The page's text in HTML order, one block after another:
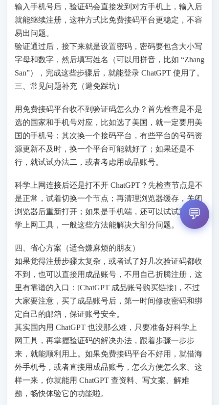
输入手机号后，验证码会直接发到对方手机上，输入后
就能继续注册，这种方式比免费接码平台更稳定，不容
易出问题。
验证通过后，接下来就是设置密码，密码要包含大小写
字母和数字，然后填写姓名（可以用拼音，比如 “Zhang
San”），完成这些步骤后，就能登录 ChatGPT 使用了。
三、常见问题补充（避免踩坑）
用免费接码平台收不到验证码怎么办？首先检查是不是
选的国家和手机号对应，比如选了美国，就一定要用美
国的手机号；其次换一个接码平台，有些平台的号码资
源更新不及时，换一个平台可能就好了；如果还是不
行，就试试办法二，或者考虑用成品账号。
科学上网连接后还是打不开 ChatGPT？先检查节点是不
是正常，试着切换一个节点；再清理浏览器缓存，关闭
浏览器后重新打开；如果是手机端，还可以试试重启科
学上网工具，一般这些方法能解决大部分问题。
四、省心方案（适合嫌麻烦的朋友）
如果觉得注册步骤太复杂，或者试了好几次验证码都收
不到，也可以直接用成品账号，不用自己折腾注册，这
里有靠谱的入口：[ChatGPT 成品账号购买链接]，不过
大家要注意，买了成品账号后，第一时间修改密码和绑
定自己的邮箱，保证账号安全。
其实国内用 ChatGPT 也没那么难，只要准备好科学上
网工具，再掌握验证码的解决办法，跟着步骤一步步
来，就能顺利用上。如果免费接码平台不好用，就借海
外手机号，或者直接用成品账号，怎么方便怎么来。这
样一来，你就能用 ChatGPT 查资料、写文案、解难
题，畅快体验它的功能啦。
💬